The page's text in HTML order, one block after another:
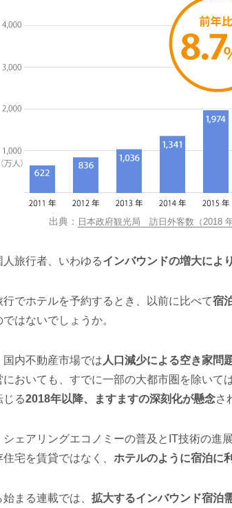
日本政府観光局 訪日外客数（2018
人旅行者、いわゆるインバウンドの増大によ
行でホテルを予約するとき、以前に比べて宿
ではないでしょうか。
国内不動産市場では 人口減少による空き家問
においても、すでに一部の大都市圏を除いて
じる2018年以降、ますますの深刻化が懸念さ
シェアリングエコノミーの普及とIT技術の進
宅を賃貸ではなく、 ホテルのように宿泊に
まる連載では、 拡大するインバウンド宿泊